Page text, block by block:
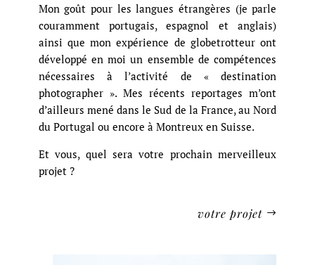
Mon goût pour les langues étrangères (je parle
couramment portugais, espagnol et anglais)
ainsi que mon expérience de globetrotteur ont
développé en moi un ensemble de compétences
nécessaires à l’activité de « destination
photographer ». Mes récents reportages m’ont
d’ailleurs mené dans le Sud de la France, au Nord
du Portugal ou encore à Montreux en Suisse.
Et vous, quel sera votre prochain merveilleux
projet ?
votre projet